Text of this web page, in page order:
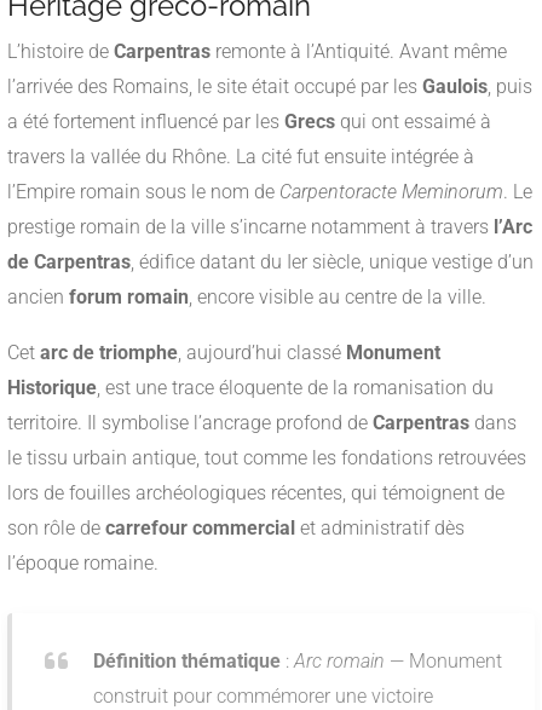
L’histoire de Carpentras remonte à l’Antiquité. Avant même
l’arrivée des Romains, le site était occupé par les Gaulois, puis
a été fortement influencé par les Grecs qui ont essaimé à
travers la vallée du Rhône. La cité fut ensuite intégrée à
l’Empire romain sous le nom de Carpentoracte Meminorum. Le
prestige romain de la ville s’incarne notamment à travers l’Arc
de Carpentras, édifice datant du Ier siècle, unique vestige d’un
ancien forum romain, encore visible au centre de la ville.
Cet arc de triomphe, aujourd’hui classé Monument
Historique, est une trace éloquente de la romanisation du
territoire. Il symbolise l’ancrage profond de Carpentras dans
le tissu urbain antique, tout comme les fondations retrouvées
lors de fouilles archéologiques récentes, qui témoignent de
son rôle de carrefour commercial et administratif dès
l’époque romaine.
Définition thématique :Arc romain — Monument
construit pour commémorer une victoire